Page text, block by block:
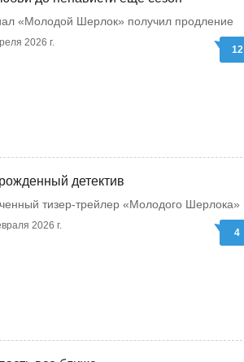
«Молодой Шерлок» получил продление
2026 г.
12
детектив
тизер-трейлер «Молодого Шерлока»
2026 г.
4